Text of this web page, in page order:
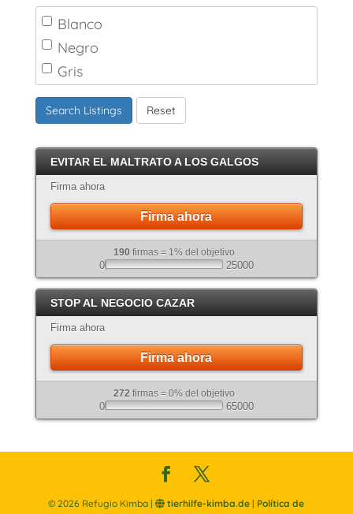
Blanco
Negro
Gris
Marrón
Canela
Crema
Atigrado
Search Listings Reset
EVITAR EL MALTRATO A LOS GALGOS
Firma ahora
Firma ahora
190 firmas = 1% del objetivo
0 25000
STOP AL NEGOCIO CAZAR
Firma ahora
Firma ahora
272 firmas = 0% del objetivo
0 65000
©2026 Refugio Kimba | tierhilfe-kimba.de | Política de